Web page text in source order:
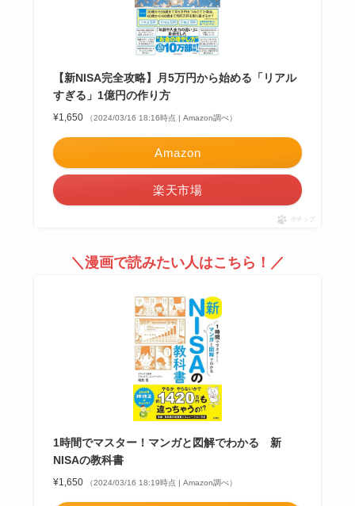
【新NISA完全攻略】月5万円から始める「リアル
すぎる」1億円の作り方
¥1,650 （2024/03/16 18:16時点 | Amazon調べ）
Amazon
楽天市場
ポチップ
＼漫画で読みたい人はこちら！ ／
1時間でマスター！マンガと図解でわかる 新
NISAの教科書
¥1,650 （2024/03/16 18:19時点 | Amazon調べ）